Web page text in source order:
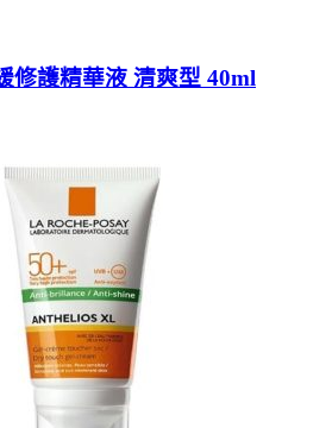
修護精華液 清爽型 40ml